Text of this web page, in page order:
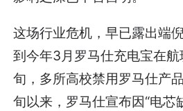
这场行业危机，早已露出端
到今年3月罗马仕充电宝在
旬，多所高校禁用罗马仕产
旬以来，罗马仕宣布因“电芯